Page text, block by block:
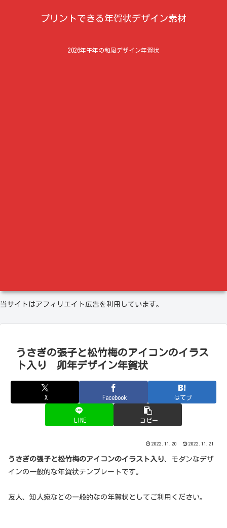
プリントできる年賀状デザイン素材
2026年午年の和風デザイン年賀状
当サイトはアフィリエイト広告を利用しています。
うさぎの張子と松竹梅のアイコンのイラス
ト入り 卯年デザイン年賀状
X Facebook はてブ
LINE コピー
2022.11.20 2022.11.21
うさぎの張子と松竹梅のアイコンのイラスト入り、モダンなデザ
インの一般的な年賀状テンプレートです。
友人、知人宛などの一般的なの年賀状としてご利用ください。